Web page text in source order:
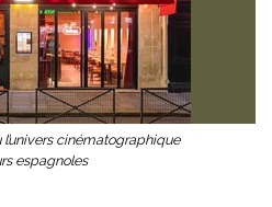
cinématographique
espagnoles